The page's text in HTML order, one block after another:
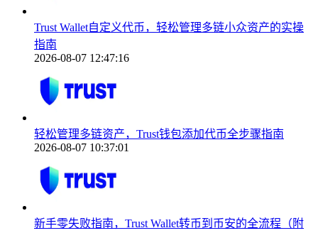
Trust Wallet自定义代币，轻松管理多链小众资产的实操
指南
2026-08-07 12:47:16
轻松管理多链资产，Trust钱包添加代币全步骤指南
2026-08-07 10:37:01
新手零失败指南，Trust Wallet转币到币安的全流程（附